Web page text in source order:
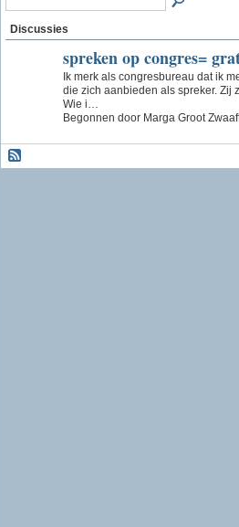
Discussies
spreken op congres=
Ik merk als congresbureau dat ik
die zich aanbieden als spreker. Zij
Wie i…
Begonnen door Marga Groot